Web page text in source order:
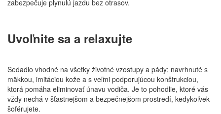
zabezpečuje plynulú jazdu bez otrasov.
Uvoľnite sa a relaxujte
Sedadlo vhodné na všetky životné vzostupy a pády; navrhnuté s
mäkkou, imitáciou kože a s veľmi podporujúcou konštrukciou,
ktorá pomáha eliminovať únavu vodiča. Je to pohodlie, ktoré vás
vždy nechá v šťastnejšom a bezpečnejšom prostredí, kedykoľvek
šoférujete.